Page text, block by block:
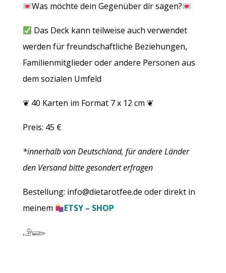
Was möchte dein Gegenüber dir sagen?
Das Deck kann teilweise auch verwendet
werden für freundschaftliche Beziehungen,
Familienmitglieder oder andere Personen aus
dem sozialen Umfeld
❦ 40 Karten im Format 7 x 12 cm ❦
Preis: 45 €
*innerhalb von Deutschland, für andere Länder
den Versand bitte gesondert erfragen
Bestellung: info@dietarotfee.de oder direkt in
meinem
ETSY – SHOP
𓄂𓆃